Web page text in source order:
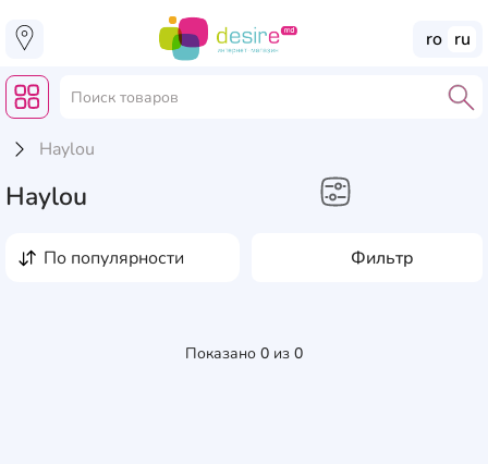
ro ru
Haylou
Haylou
Фильтр
по популярности
Показано 0 из 0